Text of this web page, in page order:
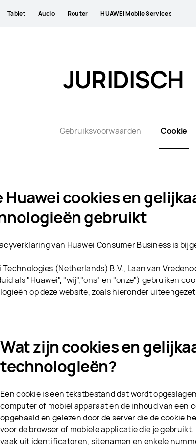
Tablet Audio Router HUAWEI Mobile Services
JURIDISCH
Gebruiksvoorwaarden Cookie
Huawei cookies en
gebruikt
van Huawei Consumer Business is
Technologies (Netherlands) B.V., Laan van
als "Huawei", "wij","ons" en "onze") gebruiken
op deze website, zoals hieronder uiteengezet.
Wat zijn cookies en
technologieën?
Een cookie is een tekstbestand dat wordt
computer of mobiel apparaat en de inhoud van een
opgehaald en gelezen door de server die de cookie
voor de browser of mobiele applicatie die je
vaak uit identificatoren, sitenamen en enkele